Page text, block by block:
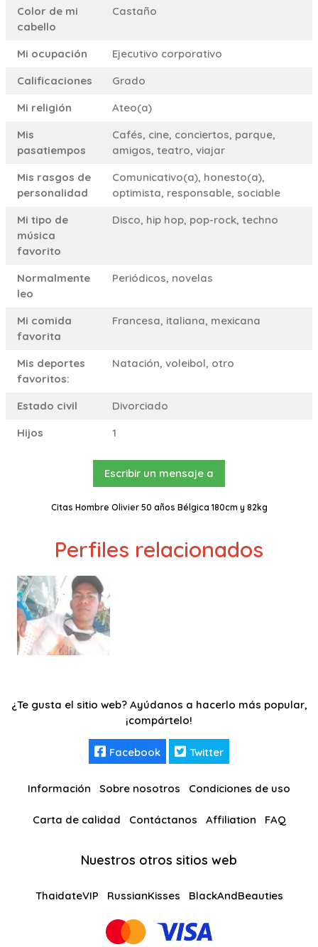
Color de mi
cabello
Castaño
Mi ocupación
Ejecutivo corporativo
Calificaciones
Grado
Mi religión
Ateo(a)
Mis
pasatiempos
Cafés, cine, conciertos, parque,
amigos, teatro, viajar
Mis rasgos de
personalidad
Comunicativo(a), honesto(a),
optimista, responsable, sociable
Mi tipo de
música
favorito
Disco, hip hop, pop-rock, techno
Normalmente
leo
Periódicos, novelas
Mi comida
favorita
Francesa, italiana, mexicana
Mis deportes
favoritos:
Natación, voleibol, otro
Estado civil
Divorciado
Hijos
1
Escribir un mensaje a
Citas Hombre Olivier 50 años Bélgica 180cm y 82kg
Perfiles relacionados
¿Te gusta el sitio web? Ayúdanos a hacerlo más popular,
¡compártelo!
Facebook Twitter
Información Sobre nosotros Condiciones de uso
Carta de calidad Contáctanos Affiliation FAQ
Nuestros otros sitios web
ThaidateVIP RussianKisses BlackAndBeauties